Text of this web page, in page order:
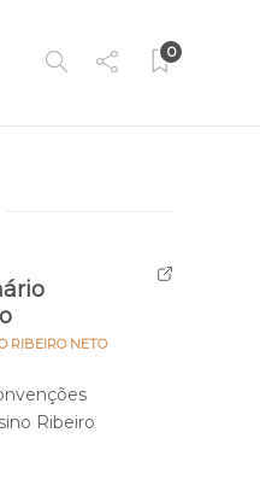
0
RIBEIRO NETO
Ribeiro